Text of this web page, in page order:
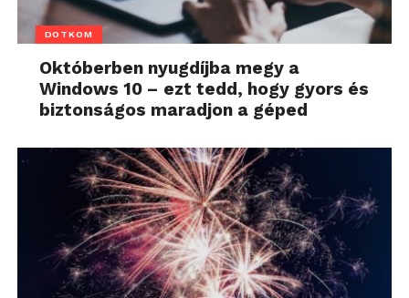
DOTKOM
Októberben nyugdíjba megy a
Windows 10 – ezt tedd, hogy gyors és
biztonságos maradjon a géped